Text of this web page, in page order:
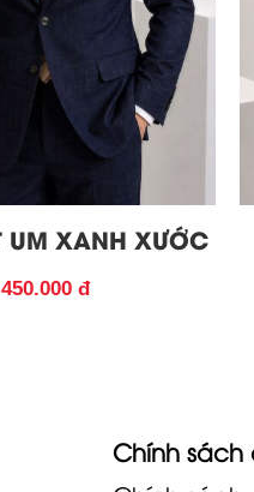
UM XANH XƯỚC
450.000 đ
Chính sách